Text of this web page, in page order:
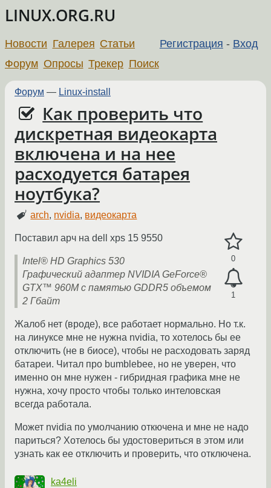
LINUX.ORG.RU
Регистрация - Вход
Новости Галерея Статьи
Форум Опросы Трекер Поиск
Форум — Linux-install
Как проверить что
дискретная видеокарта
включена и на нее
расходуется батарея
ноутбука?
arch, nvidia, видеокарта
0
1
Поставил арч на dell xps 15 9550
Intel® HD Graphics 530
Графический адаптер NVIDIA GeForce®
GTX™ 960M с памятью GDDR5 объемом
2 Гбайт
Жалоб нет (вроде), все работает нормально. Но т.к.
на линуксе мне не нужна nvidia, то хотелось бы ее
отключить (не в биосе), чтобы не расходовать заряд
батареи. Читал про bumblebee, но не уверен, что
именно он мне нужен - гибридная графика мне не
нужна, хочу просто чтобы только интеловская
всегда работала.
Может nvidia по умолчанию откючена и мне не надо
париться? Хотелось бы удостовериться в этом или
узнать как ее отключить и проверить, что отключена.
ka4eli